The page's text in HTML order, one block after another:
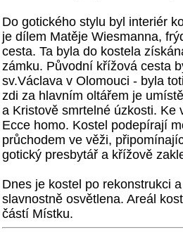
Do gotického stylu byl interiér
je dílem Matěje Wiesmanna,
cesta. Ta byla do kostela
zámku. Původní křížová cesta
sv.Václava v Olomouci - byla
zdi za hlavním oltářem je
a Kristově smrtelné úzkosti. Ke
Ecce homo. Kostel podepírají
průchodem ve věži,
gotický presbytář a křížově
Dnes je kostel po rekonstrukci
slavnostně osvětlena. Areál
částí Místku.